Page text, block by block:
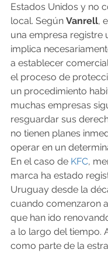
Estados Unidos y no
local. Según Vanrell,
una empresa registre
implica
a establecer
el proceso de
un procedimiento
muchas empresas
resguardar sus
no tienen planes
operar en un
En el caso de KFC,
marca ha estado
Uruguay desde la
cuando comenzaron
que han ido
a lo largo del tiempo.
como parte de la